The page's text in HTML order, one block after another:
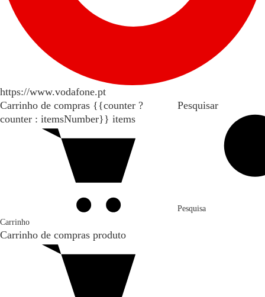
https://www.vodafone.pt
Carrinho de compras {{counter ?
counter : itemsNumber}} items
Carrinho
Carrinho de compras produto
Pesquisar
Pesquisa